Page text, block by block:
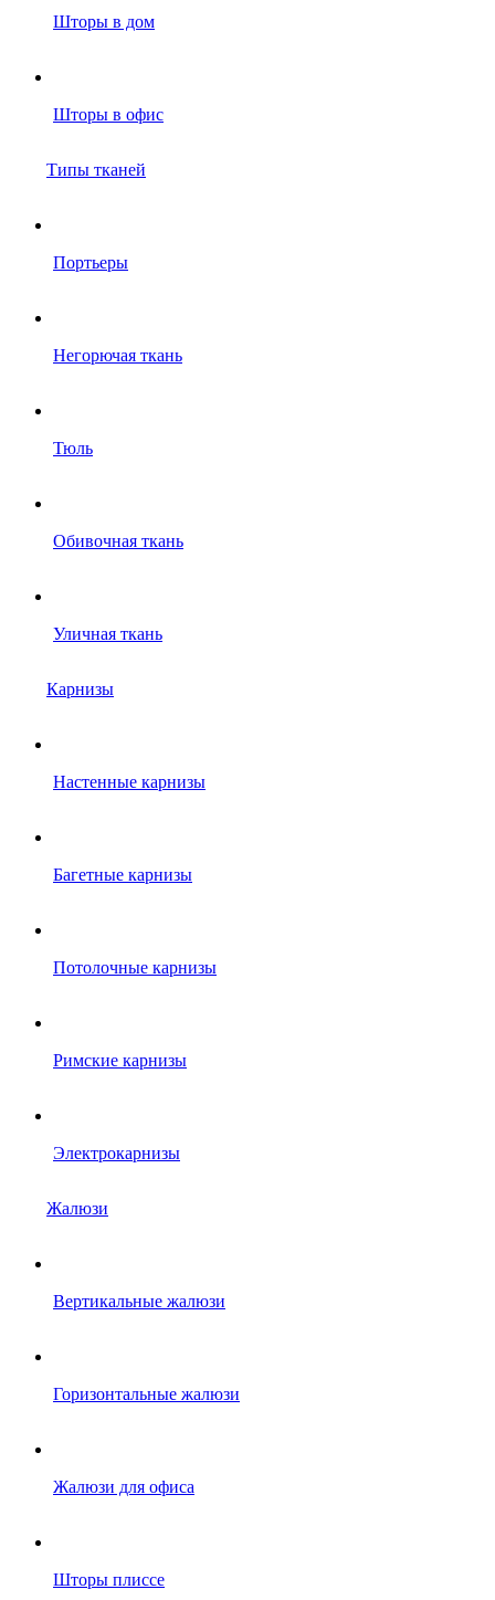
Шторы в дом
Шторы в офис
Типы тканей
Портьеры
Негорючая ткань
Тюль
Обивочная ткань
Уличная ткань
Карнизы
Настенные карнизы
Багетные карнизы
Потолочные карнизы
Римские карнизы
Электрокарнизы
Жалюзи
Вертикальные жалюзи
Горизонтальные жалюзи
Жалюзи для офиса
Шторы плиссе